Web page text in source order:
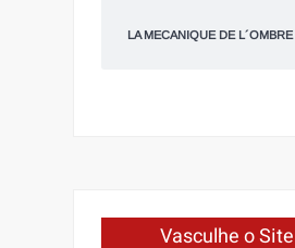
LA MECANIQUE DE L´OMBRE
Vasculhe o Site